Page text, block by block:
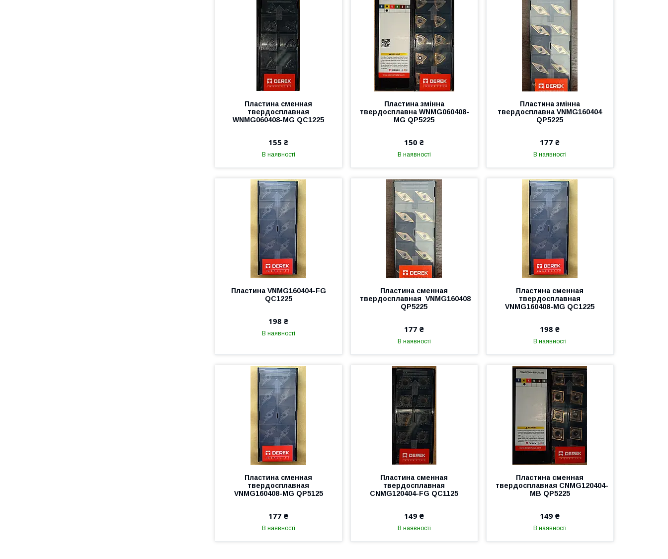
Пластина сменная
твердосплавная
WNMG060408-MG QC1225
155 ₴
В наявності
Пластина змінна
твердосплавна WNMG060408-
MG QP5225
150 ₴
В наявності
Пластина змінна
твердосплавна VNMG160404
QP5225
177 ₴
В наявності
Пластина VNMG160404-FG
QC1225
198 ₴
В наявності
Пластина сменная
твердосплавная VNMG160408
QP5225
177 ₴
В наявності
Пластина сменная
твердосплавная
VNMG160408-MG QC1225
198 ₴
В наявності
Пластина сменная
твердосплавная
VNMG160408-MG QP5125
177 ₴
В наявності
Пластина сменная
твердосплавная
CNMG120404-FG QC1125
149 ₴
В наявності
Пластина сменная
твердосплавная CNMG120404-
MB QP5225
149 ₴
В наявності